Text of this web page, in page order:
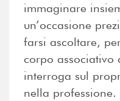
immaginare
un’occasione
farsi ascoltare,
corpo associativo
interroga sul
nella professione.